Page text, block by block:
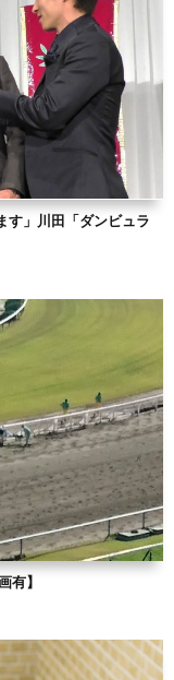
す」川田「ダンビュラ
有】